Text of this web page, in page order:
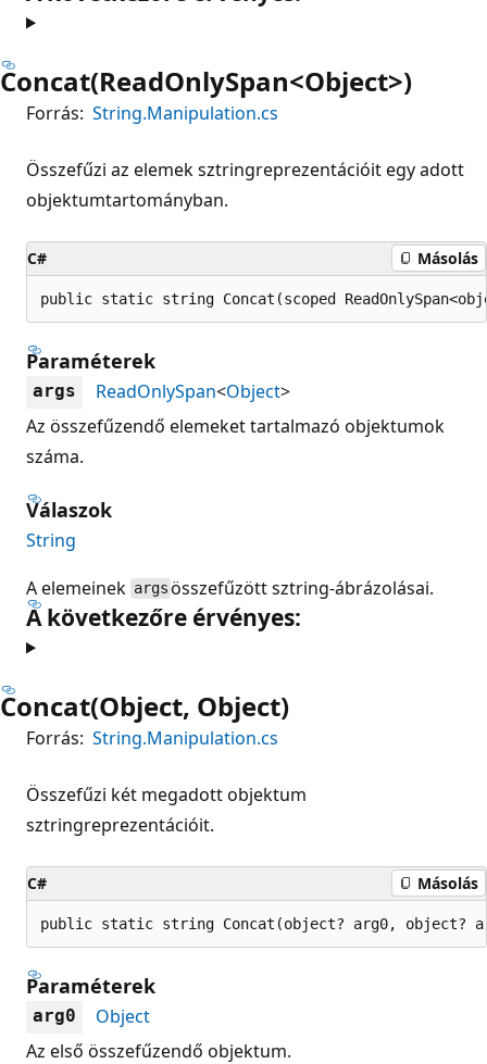
Concat(ReadOnlySpan<Object>)
Forrás: String.Manipulation.cs
Összefűzi az elemek sztringreprezentációit egy adott
objektumtartományban.
C# Másolás
public static string Concat(scoped
Paraméterek
args ReadOnlySpan<Object>
Az összefűzendő elemeket tartalmazó objektumok
száma.
Válaszok
String
A elemeinek args összefűzött sztring-ábrázolásai.
A következőre érvényes:
Concat(Object, Object)
Forrás: String.Manipulation.cs
Összefűzi két megadott objektum
sztringreprezentációit.
C# Másolás
public static string Concat(object? arg0, object?
Paraméterek
arg0
Object
Az első összefűzendő objektum.